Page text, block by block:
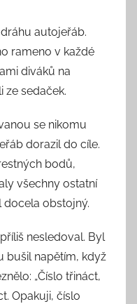
autojeřáb.
rameno v každé
diváků na
ze sedaček.
se nikomu
dorazil do cíle.
bodů,
všechny ostatní
docela obstojný.
nesledoval. Byl
bušil napětím, když
„Číslo třináct,
Opakuji, číslo